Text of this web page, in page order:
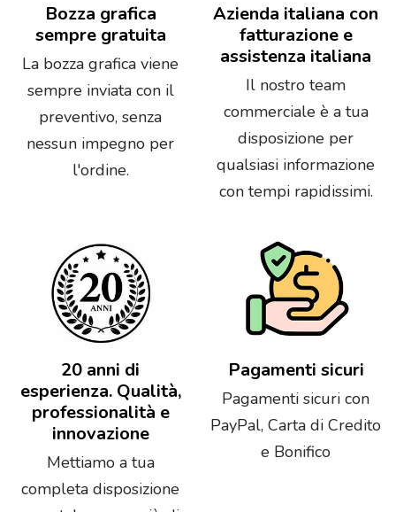
Bozza grafica
sempre gratuita
La bozza grafica viene
sempre inviata con il
preventivo, senza
nessun impegno per
l'ordine.
Azienda italiana con
fatturazione e
assistenza italiana
Il nostro team
commerciale è a tua
disposizione per
qualsiasi informazione
con tempi rapidissimi.
20 anni di
esperienza. Qualità,
professionalità e
innovazione
Mettiamo a tua
completa disposizione
Pagamenti sicuri
Pagamenti sicuri con
PayPal, Carta di Credito
e Bonifico